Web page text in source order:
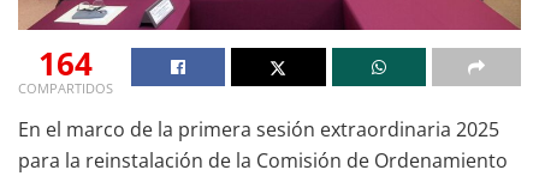
164
COMPARTIDOS
En el marco de la primera sesión extraordinaria 2025
para la reinstalación de la Comisión de Ordenamiento